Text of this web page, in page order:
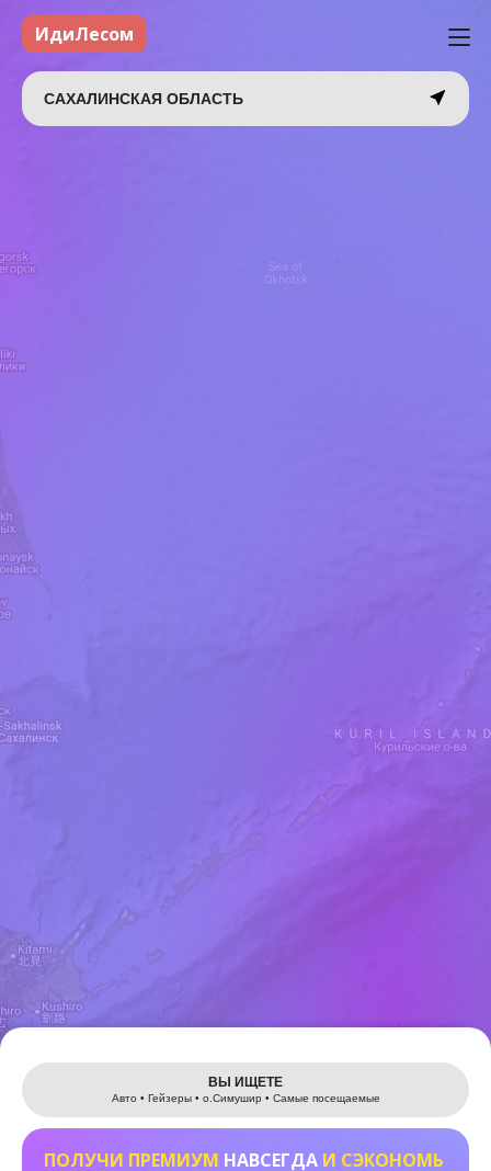
Leaflet
ИдиЛесом
САХАЛИНСКАЯ ОБЛАСТЬ
ВЫ ИЩЕТЕ
Авто • Гейзеры • о.Cимушир • Самые посещаемые
ПОЛУЧИ ПРЕМИУМ НАВСЕГДА И СЭКОНОМЬ